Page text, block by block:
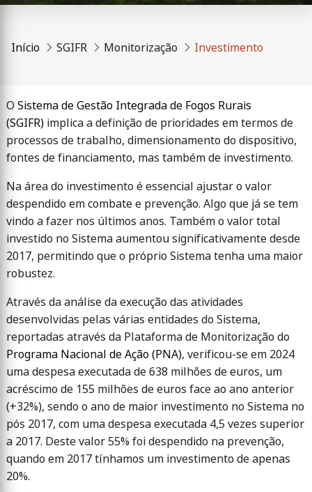
Início SGIFR Monitorização Investimento
O Sistema de Gestão Integrada de Fogos Rurais
(SGIFR) implica a definição de prioridades em termos de
processos de trabalho, dimensionamento do dispositivo,
fontes de financiamento, mas também de investimento.
Na área do investimento é essencial ajustar o valor
despendido em combate e prevenção. Algo que já se tem
vindo a fazer nos últimos anos. Também o valor total
investido no Sistema aumentou significativamente desde
2017, permitindo que o próprio Sistema tenha uma maior
robustez.
Através da análise da execução das atividades
desenvolvidas pelas várias entidades do Sistema,
reportadas através da Plataforma de Monitorização do
Programa Nacional de Ação (PNA), verificou-se em 2024
uma despesa executada de 638 milhões de euros, um
acréscimo de 155 milhões de euros face ao ano anterior
(+32%), sendo o ano de maior investimento no Sistema no
pós 2017, com uma despesa executada 4,5 vezes superior
a 2017. Deste valor 55% foi despendido na prevenção,
quando em 2017 tínhamos um investimento de apenas
20%.